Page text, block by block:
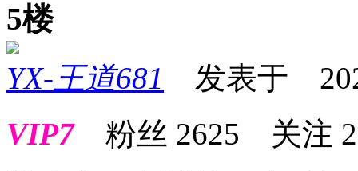
5楼
YX-王道681
发表于
VIP7粉丝 2625 关注